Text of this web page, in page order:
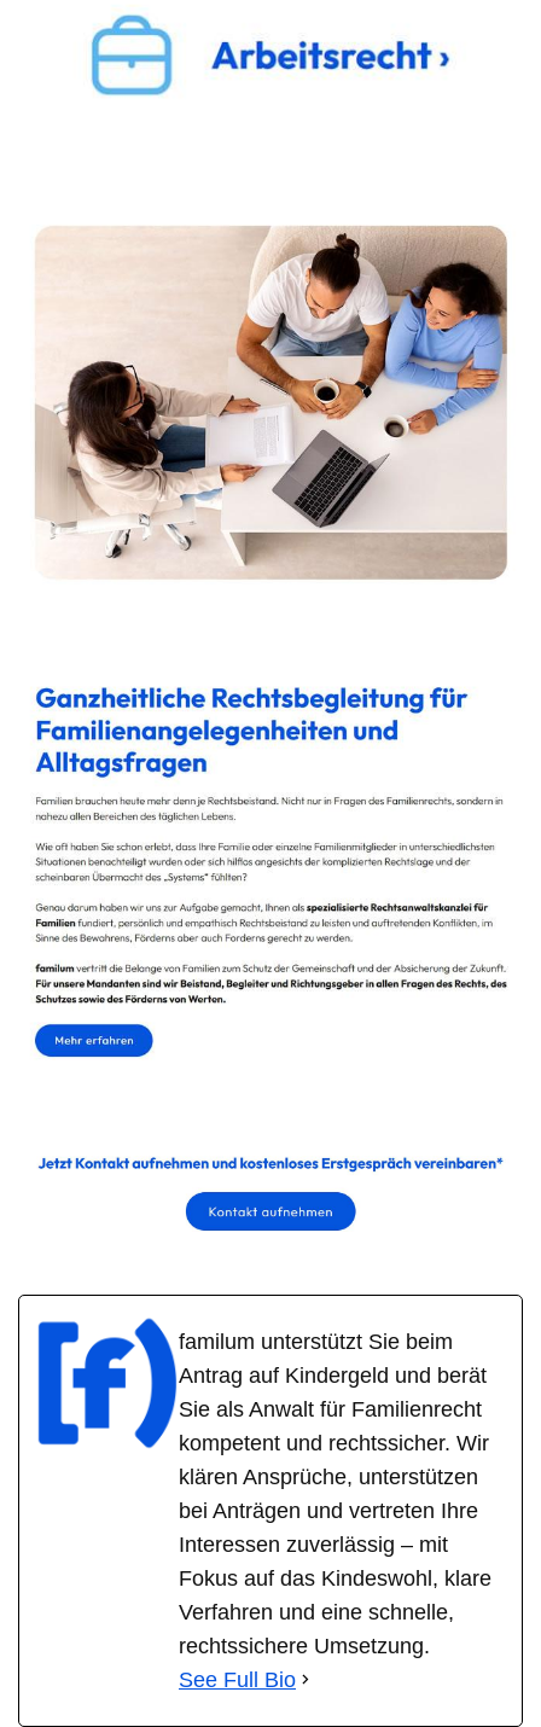
familum unterstützt Sie beim
Antrag auf Kindergeld und berät
Sie als Anwalt für Familienrecht
kompetent und rechtssicher. Wir
klären Ansprüche, unterstützen
bei Anträgen und vertreten Ihre
Interessen zuverlässig – mit
Fokus auf das Kindeswohl, klare
Verfahren und eine schnelle,
rechtssichere Umsetzung.
See Full Bio